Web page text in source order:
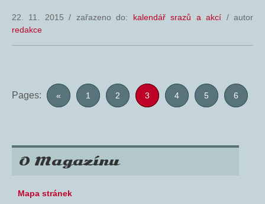
22. 11. 2015 / zařazeno do: kalendář srazů a akcí / autor
redakce
Pages: « 1 2 3 4 5 6
O Magazínu
Mapa stránek